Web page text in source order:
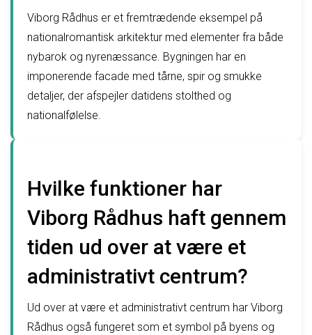
Viborg Rådhus er et fremtrædende eksempel på
nationalromantisk arkitektur med elementer fra både
nybarok og nyrenæssance. Bygningen har en
imponerende facade med tårne, spir og smukke
detaljer, der afspejler datidens stolthed og
nationalfølelse.
Hvilke funktioner har
Viborg Rådhus haft gennem
tiden ud over at være et
administrativt centrum?
Ud over at være et administrativt centrum har Viborg
Rådhus også fungeret som et symbol på byens og